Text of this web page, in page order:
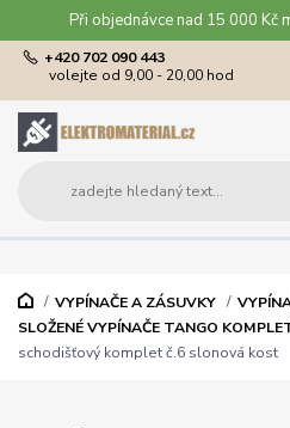
Při objednávce nad 15 000 Kč
+420 702 090 443
volejte od 9,00 - 20,00 hod
VYPÍNAČE A ZÁSUVKY
SLOŽENÉ VYPÍNAČE TANGO
schodišťový komplet č.6 slonová kost